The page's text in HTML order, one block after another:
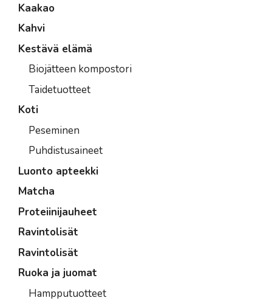
Kaakao
Kahvi
Kestävä elämä
Biojätteen kompostori
Taidetuotteet
Koti
Peseminen
Puhdistusaineet
Luonto apteekki
Matcha
Proteiinijauheet
Ravintolisät
Ravintolisät
Ruoka ja juomat
Hampputuotteet